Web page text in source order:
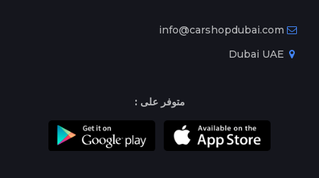
info@carshopdubai.com
متوفر على :